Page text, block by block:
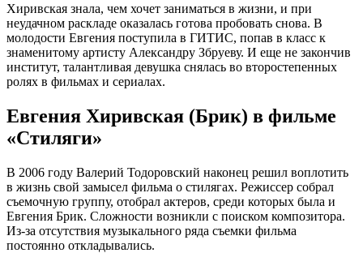
Хиривская знала, чем хочет заниматься в жизни, и при
неудачном раскладе оказалась готова пробовать снова. В
молодости Евгения поступила в ГИТИС, попав в класс к
знаменитому артисту Александру Збруеву. И еще не закончив
институт, талантливая девушка снялась во второстепенных
ролях в фильмах и сериалах.
Евгения Хиривская (Брик) в фильме
«Стиляги»
В 2006 году Валерий Тодоровский наконец решил воплотить
в жизнь свой замысел фильма о стилягах. Режиссер собрал
съемочную группу, отобрал актеров, среди которых была и
Евгения Брик. Сложности возникли с поиском композитора.
Из-за отсутствия музыкального ряда съемки фильма
постоянно откладывались.